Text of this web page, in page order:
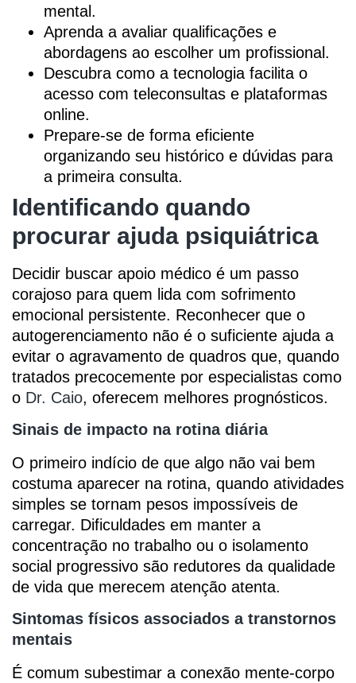
mental.
Aprenda a avaliar qualificações e
abordagens ao escolher um profissional.
Descubra como a tecnologia facilita o
acesso com teleconsultas e plataformas
online.
Prepare-se de forma eficiente
organizando seu histórico e dúvidas para
a primeira consulta.
Identificando quando
procurar ajuda psiquiátrica
Decidir buscar apoio médico é um passo
corajoso para quem lida com sofrimento
emocional persistente. Reconhecer que o
autogerenciamento não é o suficiente ajuda a
evitar o agravamento de quadros que, quando
tratados precocemente por especialistas como
o Dr. Caio, oferecem melhores prognósticos.
Sinais de impacto na rotina diária
O primeiro indício de que algo não vai bem
costuma aparecer na rotina, quando atividades
simples se tornam pesos impossíveis de
carregar. Dificuldades em manter a
concentração no trabalho ou o isolamento
social progressivo são redutores da qualidade
de vida que merecem atenção atenta.
Sintomas físicos associados a transtornos
mentais
É comum subestimar a conexão mente-corpo